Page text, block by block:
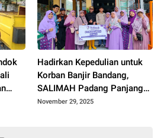
Hadirkan Kepedulian untuk
Korban Banjir Bandang,
SALIMAH Padang Panjang
Sambangi Pengungsian
November 29, 2025